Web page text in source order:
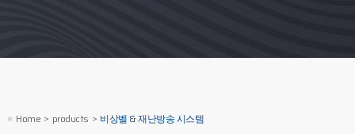
Home products 비상벨 & 재난방송 시스템